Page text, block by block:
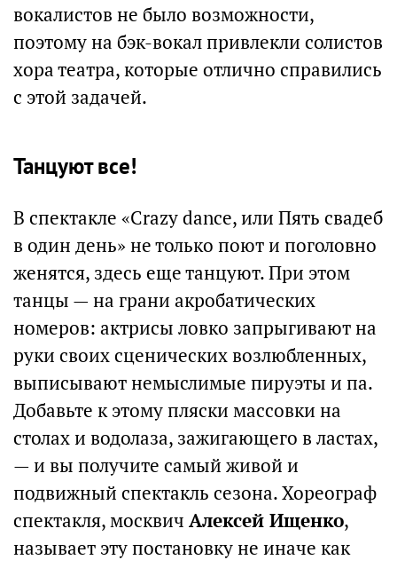
вокалистов не было возможности,
поэтому на бэк-вокал привлекли солистов
хора театра, которые отлично справились
с этой задачей.
Танцуют все!
В спектакле «Crazy dance, или Пять свадеб
в один день» не только поют и поголовно
женятся, здесь еще танцуют. При этом
танцы — на грани акробатических
номеров: актрисы ловко запрыгивают на
руки своих сценических возлюбленных,
выписывают немыслимые пируэты и па.
Добавьте к этому пляски массовки на
столах и водолаза, зажигающего в ластах,
— и вы получите самый живой и
подвижный спектакль сезона. Хореограф
спектакля, москвич Алексей Ищенко,
называет эту постановку не иначе как